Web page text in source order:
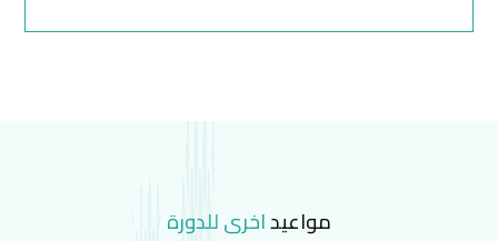
مواعيداخرى للدورة